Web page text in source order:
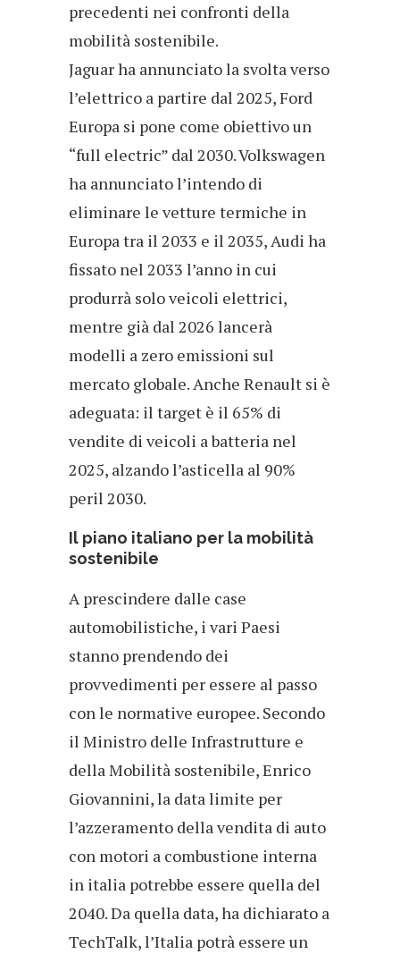
precedenti nei confronti della
mobilità sostenibile.
Jaguar ha annunciato la svolta verso
l’elettrico a partire dal 2025, Ford
Europa si pone come obiettivo un
“full electric” dal 2030. Volkswagen
ha annunciato l’intendo di
eliminare le vetture termiche in
Europa tra il 2033 e il 2035, Audi ha
fissato nel 2033 l’anno in cui
produrrà solo veicoli elettrici,
mentre già dal 2026 lancerà
modelli a zero emissioni sul
mercato globale. Anche Renault si è
adeguata: il target è il 65% di
vendite di veicoli a batteria nel
2025, alzando l’asticella al 90%
peril 2030.
Il piano italiano per la mobilità
sostenibile
A prescindere dalle case
automobilistiche, i vari Paesi
stanno prendendo dei
provvedimenti per essere al passo
con le normative europee. Secondo
il Ministro delle Infrastrutture e
della Mobilità sostenibile, Enrico
Giovannini, la data limite per
l’azzeramento della vendita di auto
con motori a combustione interna
in italia potrebbe essere quella del
2040. Da quella data, ha dichiarato a
TechTalk, l’Italia potrà essere un